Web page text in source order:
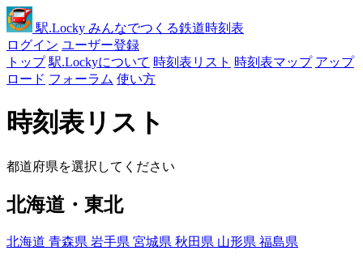
駅.Locky みんなでつくる鉄道時刻表
ログイン ユーザー登録
トップ 駅.Lockyについて 時刻表リスト 時刻表マップ アップ
ロード フォーラム 使い方
時刻表リスト
都道府県を選択してください
北海道・東北
北海道 青森県 岩手県 宮城県 秋田県 山形県 福島県